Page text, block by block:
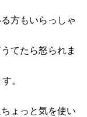
方もいらっしゃ
てたら怒られま
。
ょっと気を使い